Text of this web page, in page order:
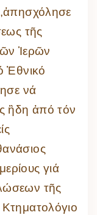
τῆς
Ἱερῶν
Ἐθνικό
νά
ἢδη ἀπό τόν
γιά
τῆς